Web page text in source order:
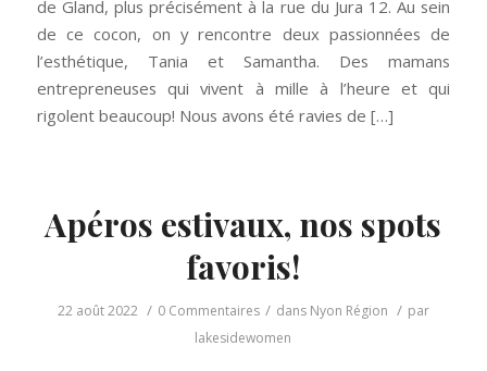
de Gland, plus précisément à la rue du Jura 12. Au sein
de ce cocon, on y rencontre deux passionnées de
l’esthétique, Tania et Samantha. Des mamans
entrepreneuses qui vivent à mille à l’heure et qui
rigolent beaucoup! Nous avons été ravies de […]
Apéros estivaux, nos spots
favoris!
22 août 2022 / 0 Commentaires / dans Nyon Région / par
lakesidewomen